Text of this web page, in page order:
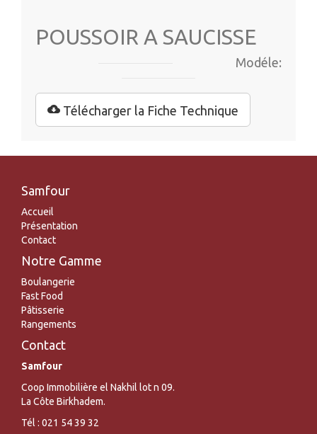
POUSSOIR A SAUCISSE
Modéle:
Télécharger la Fiche Technique
Samfour
Accueil
Présentation
Contact
Notre Gamme
Boulangerie
Fast Food
Pâtisserie
Rangements
Contact
Samfour
Coop Immobilière el Nakhil lot n 09.
La Côte Birkhadem.
Tél : 021 54 39 32